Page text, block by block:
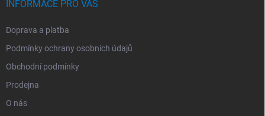
INFORMACE PRO VÁS
Doprava a platba
Podmínky ochrany osobních údajů
Obchodní podmínky
Prodejna
O nás